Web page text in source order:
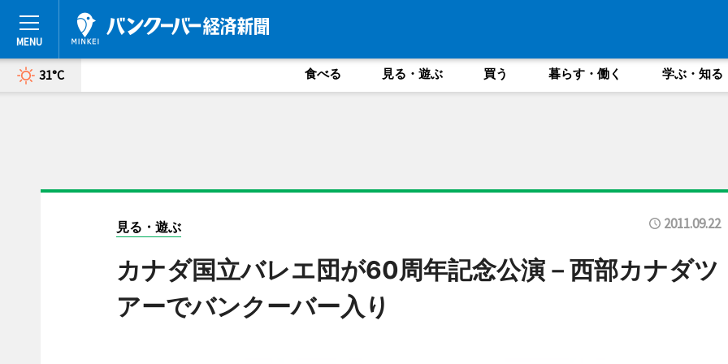
31°C 食べる 見る・遊ぶ 買う 暮らす・働く 学ぶ・知る
見る・遊ぶ 2011.09.22
カナダ国立バレエ団が60周年記念公演－西部カナダツ
アーでバンクーバー入り